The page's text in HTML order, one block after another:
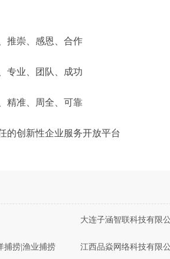
推崇、感恩、合作
专业、团队、成功
精准、周全、可靠
的创新性企业服务开放平台
大连子涵智联科技有限
捕捞|渔业捕捞 江西品焱网络科技有限